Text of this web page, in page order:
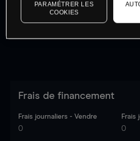
market data
Frais de financement
Frais journaliers - Vendre
0
Frais
0
PARAMÉTRER LES
COOKIES